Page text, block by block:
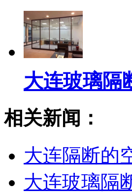
大连玻璃隔
相关新闻：
大连隔断的
大连玻璃隔